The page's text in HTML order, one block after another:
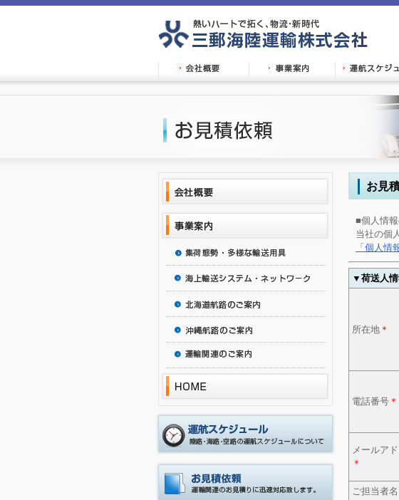
お見
■個人情
当社の個
「個人情
▼荷送人
所在地 ＊
電話番号 ＊
メールア
＊
ご担当者名